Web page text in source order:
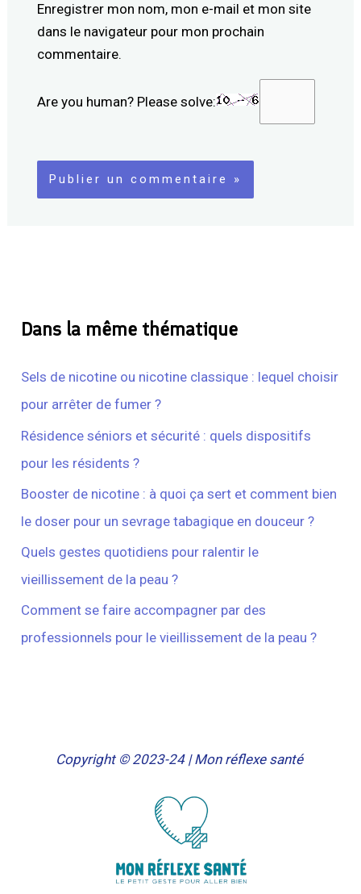
Enregistrer mon nom, mon e-mail et mon site
dans le navigateur pour mon prochain
commentaire.
Are you human? Please solve:
Dans la même thématique
Sels de nicotine ou nicotine classique : lequel choisir
pour arrêter de fumer ?
Résidence séniors et sécurité : quels dispositifs
pour les résidents ?
Booster de nicotine : à quoi ça sert et comment bien
le doser pour un sevrage tabagique en douceur ?
Quels gestes quotidiens pour ralentir le
vieillissement de la peau ?
Comment se faire accompagner par des
professionnels pour le vieillissement de la peau ?
Copyright © 2023-24 | Mon réflexe santé